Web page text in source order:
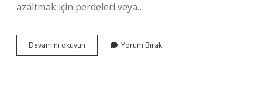
azaltmak için perdeleri veya…
Devamını okuyun
Evin
Yorum Bırak